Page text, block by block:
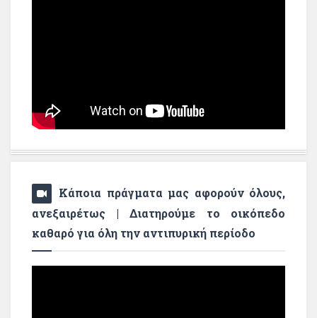
Κάποια πράγματα μας αφορούν όλους,
ανεξαιρέτως | Διατηρούμε το οικόπεδο
καθαρό για όλη την αντιπυρική περίοδο